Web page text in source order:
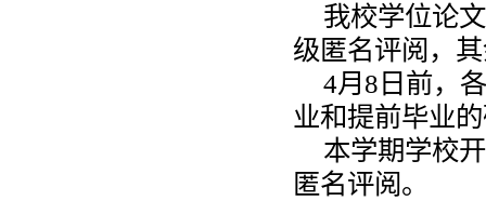
我校学位论
级匿名评阅，
4月8日前，
业和提前毕业
本学期学校
匿名评阅。